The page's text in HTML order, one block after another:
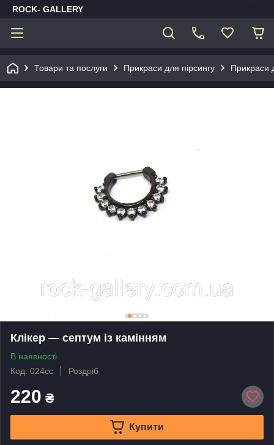
ROCK- GALLERY
Товари та послуги Прикраси для пірсингу Прикраси
Клікер — септум із камінням
В наявності
Код: 024сс
Роздріб
220 ₴
Купити